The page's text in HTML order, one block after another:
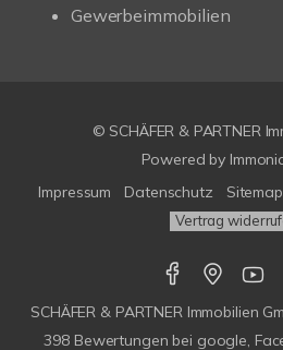
Gewerbeimmobilien
© SCHÄFER & PARTNER
Powered by
Impressum
Datenschutz Sitemap
Vertrag
SCHÄFER & PARTNER Immobilien
398 Bewertungen bei google,